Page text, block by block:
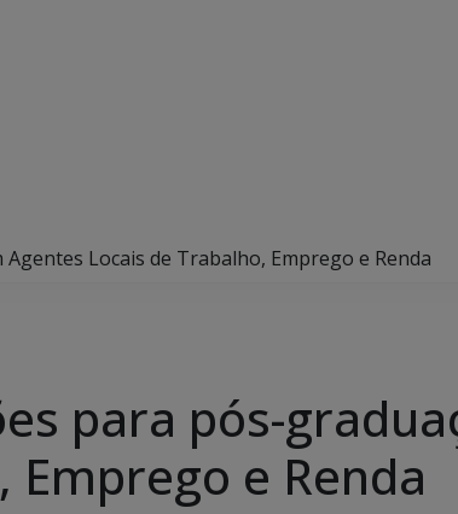
Locais de Trabalho, Emprego e Renda
para pós-
Emprego e Renda